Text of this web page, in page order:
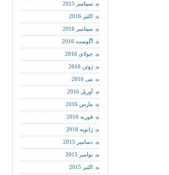
سپتامبر 2025
اکتبر 2016
سپتامبر 2016
آگوست 2016
جولای 2016
ژوئن 2016
می 2016
آوریل 2016
مارس 2016
فوریه 2016
ژانویه 2016
دسامبر 2015
نوامبر 2015
اکتبر 2015